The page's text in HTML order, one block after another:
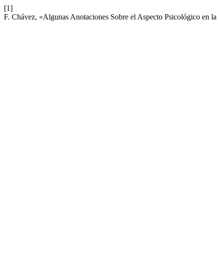
[1]
F. Chávez, «Algunas Anotaciones Sobre el Aspecto Psicológico en